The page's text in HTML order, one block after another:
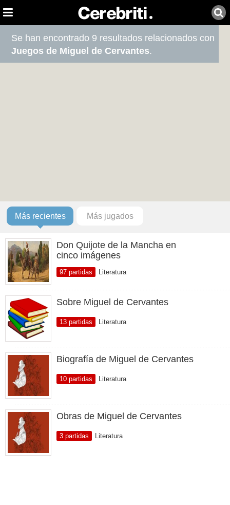
Se han encontrado 9 resultados relacionados con
Juegos de Miguel de Cervantes.
Más recientes Más jugados
Don Quijote de la Mancha en
cinco imágenes
97 partidas Literatura
Sobre Miguel de Cervantes
13 partidas Literatura
Biografía de Miguel de Cervantes
10 partidas Literatura
Obras de Miguel de Cervantes
3 partidas Literatura